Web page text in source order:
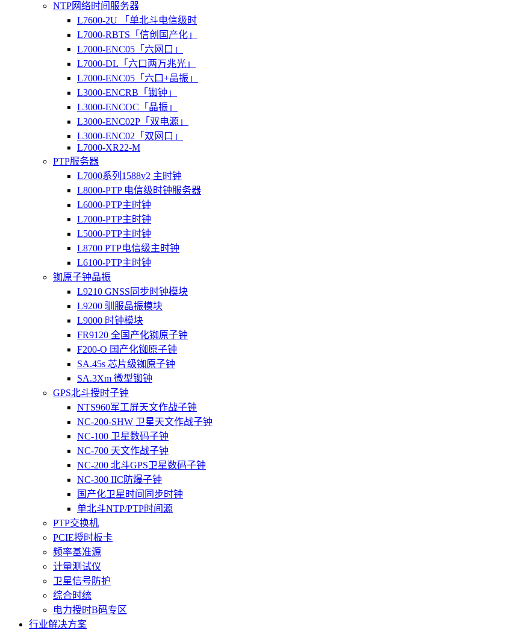
NTP网络时间服务器
L7600-2U 「单北斗电信级时
L7000-RBTS「信创国产化」
L7000-ENC05「六网口」
L7000-DL「六口两万兆光」
L7000-ENC05「六口+晶振」
L3000-ENCRB「铷钟」
L3000-ENCOC「晶振」
L3000-ENC02P「双电源」
L3000-ENC02「双网口」
L7000-XR22-M
PTP服务器
L7000系列1588v2 主时钟
L8000-PTP 电信级时钟服务器
L6000-PTP主时钟
L7000-PTP主时钟
L5000-PTP主时钟
L8700 PTP电信级主时钟
L6100-PTP主时钟
铷原子钟晶振
L9210 GNSS同步时钟模块
L9200 驯服晶振模块
L9000 时钟模块
FR9120 全国产化铷原子钟
F200-O 国产化铷原子钟
SA.45s 芯片级铷原子钟
SA.3Xm 微型铷钟
GPS北斗授时子钟
NTS960军工屏天文作战子钟
NC-200-SHW 卫星天文作战子钟
NC-100 卫星数码子钟
NC-700 天文作战子钟
NC-200 北斗GPS卫星数码子钟
NC-300 IIC防爆子钟
国产化卫星时间同步时钟
单北斗NTP/PTP时间源
PTP交换机
PCIE授时板卡
频率基准源
计量测试仪
卫星信号防护
综合时统
电力授时B码专区
行业解决方案